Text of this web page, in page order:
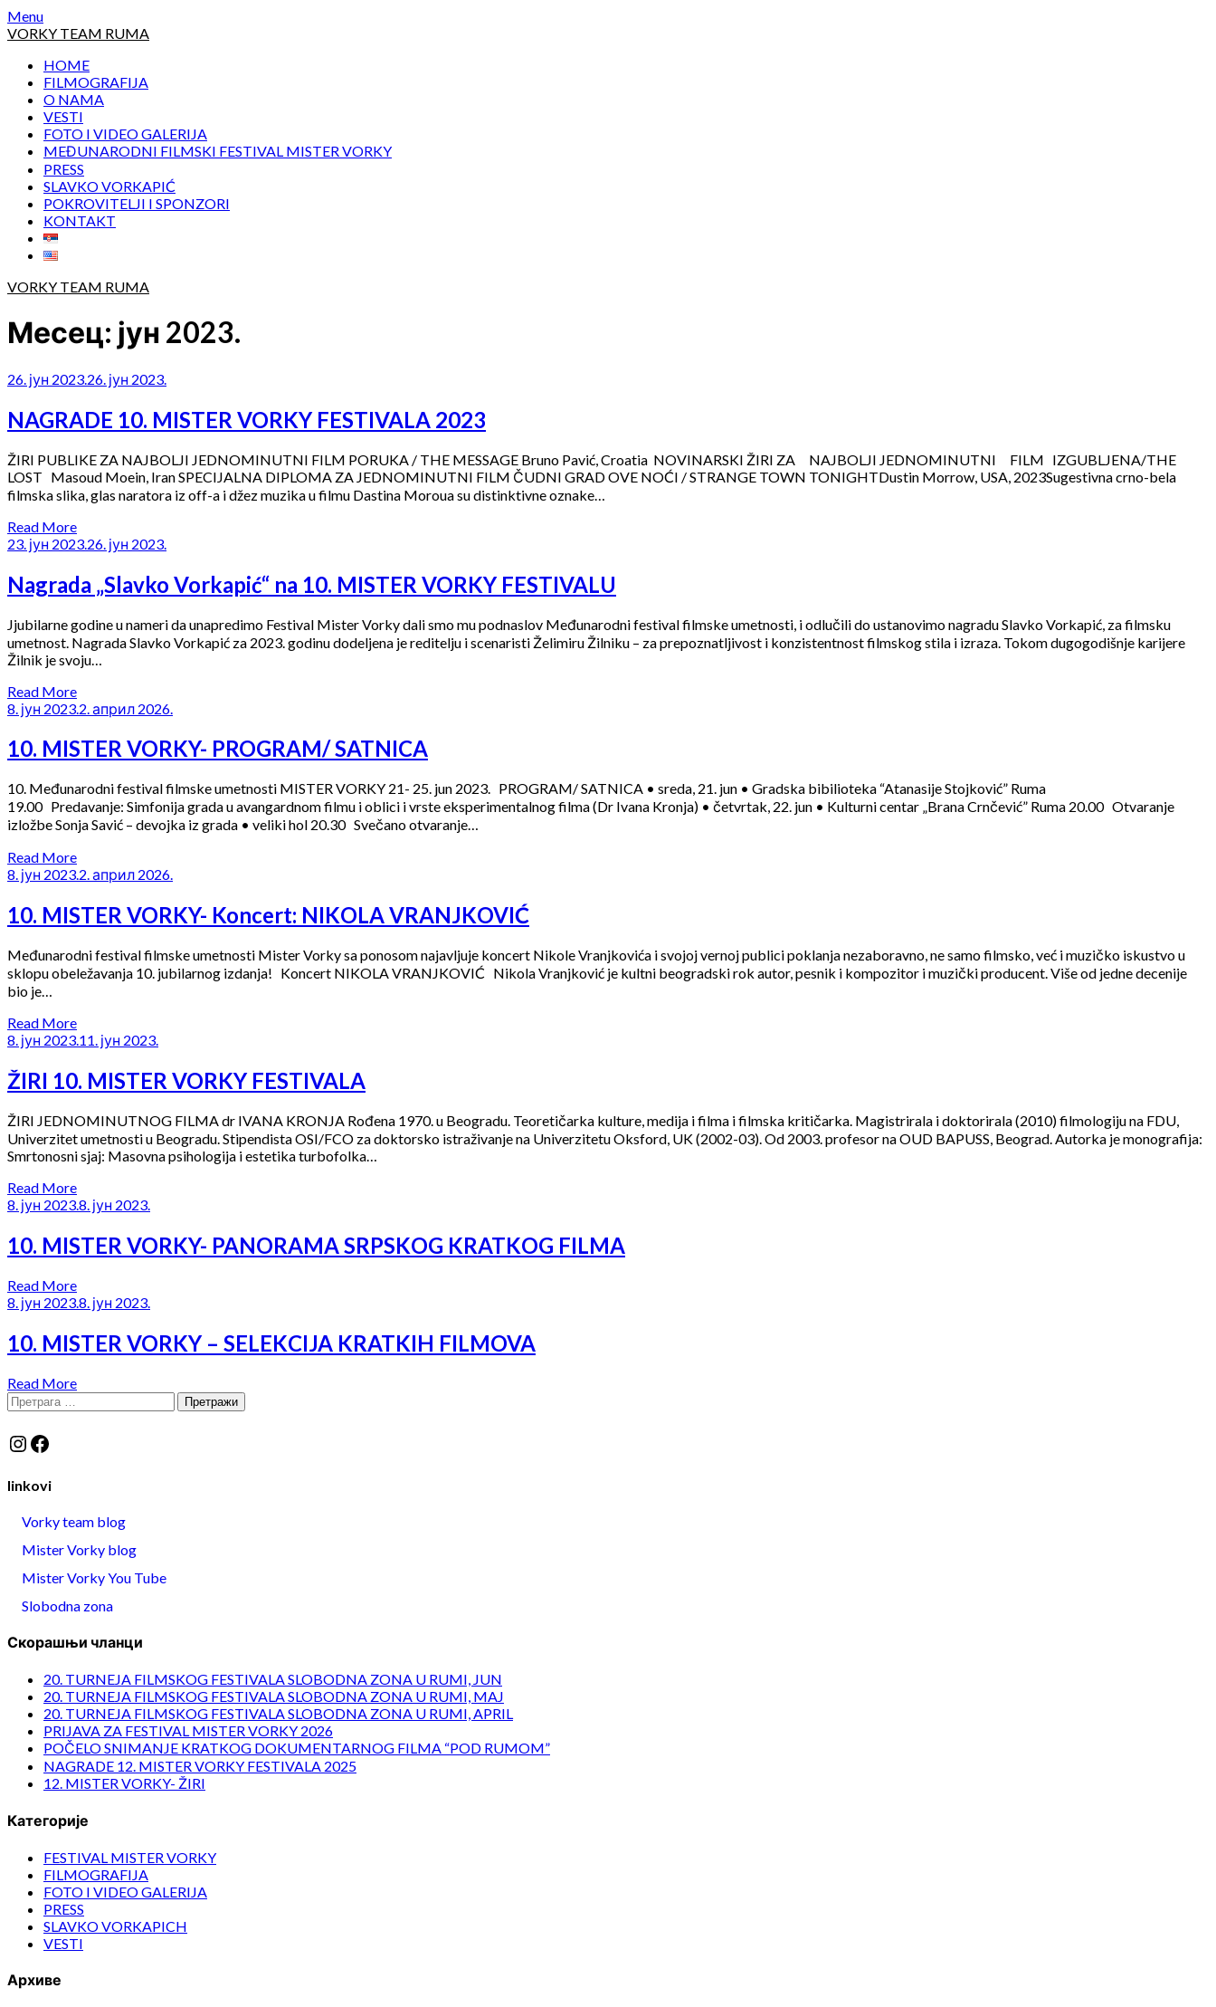
Skip
to
Menu
VORKY TEAM RUMA
HOME
FILMOGRAFIJA
O NAMA
VESTI
FOTO I VIDEO GALERIJA
MEĐUNARODNI FILMSKI FESTIVAL MISTER VORKY
PRESS
SLAVKO VORKAPIĆ
POKROVITELJI I SPONZORI
KONTAKT
VORKY TEAM RUMA
Месец: јун 2023.
26. јун 2023.26. јун 2023.
NAGRADE 10. MISTER VORKY FESTIVALA 2023
ŽIRI PUBLIKE ZA NAJBOLJI JEDNOMINUTNI FILM PORUKA / THE MESSAGE Bruno Pavić, Croatia NOVINARSKI ŽIRI ZA NAJBOLJI JEDNOMINUTNI FILM IZGUBLJENA/THE
LOST Masoud Moein, Iran SPECIJALNA DIPLOMA ZA JEDNOMINUTNI FILM ČUDNI GRAD OVE NOĆI / STRANGE TOWN TONIGHTDustin Morrow, USA, 2023Sugestivna crno-bela
filmska slika, glas naratora iz off-a i džez muzika u filmu Dastina Moroua su distinktivne oznake…
Read More
23. јун 2023. 26. јун 2023.
Nagrada „Slavko Vorkapić“ na 10. MISTER VORKY FESTIVALU
Jjubilarne godine u nameri da unapredimo Festival Mister Vorky dali smo mu podnaslov Međunarodni festival filmske umetnosti, i odlučili do ustanovimo nagradu Slavko Vorkapić, za filmsku
umetnost. Nagrada Slavko Vorkapić za 2023. godinu dodeljena je reditelju i scenaristi Želimiru Žilniku – za prepoznatljivost i konzistentnost filmskog stila i izraza. Tokom dugogodišnje karijere
Žilnik je svoju…
Read More
8. јун 2023. 2. април 2026.
10. MISTER VORKY- PROGRAM/ SATNICA
10. Međunarodni festival filmske umetnosti MISTER VORKY 21- 25. jun 2023. PROGRAM/ SATNICA • sreda, 21. jun • Gradska bibilioteka “Atanasije Stojković” Ruma
19.00 Predavanje: Simfonija grada u avangardnom filmu i oblici i vrste eksperimentalnog filma (Dr Ivana Kronja) • četvrtak, 22. jun • Kulturni centar „Brana Crnčević” Ruma 20.00 Otvaranje
izložbe Sonja Savić – devojka iz grada • veliki hol 20.30 Svečano otvaranje…
Read More
8. јун 2023.2. април 2026.
10. MISTER VORKY- Koncert: NIKOLA VRANJKOVIĆ
Međunarodni festival filmske umetnosti Mister Vorky sa ponosom najavljuje koncert Nikole Vranjkovića i svojoj vernoj publici poklanja nezaboravno, ne samo filmsko, već i muzičko iskustvo u
sklopu obeležavanja 10. jubilarnog izdanja! Koncert NIKOLA VRANJKOVIĆ Nikola Vranjković je kultni beogradski rok autor, pesnik i kompozitor i muzički producent. Više od jedne decenije
bio je…
Read More
8. јун 2023.11. јун 2023.
ŽIRI 10. MISTER VORKY FESTIVALA
ŽIRI JEDNOMINUTNOG FILMA dr IVANA KRONJA Rođena 1970. u Beogradu. Teoretičarka kulture, medija i filma i filmska kritičarka. Magistrirala i doktorirala (2010) filmologiju na FDU,
Univerzitet umetnosti u Beogradu. Stipendista OSI/FCO za doktorsko istraživanje na Univerzitetu Oksford, UK (2002-03). Od 2003. profesor na OUD BAPUSS, Beograd. Autorka je monografija:
Smrtonosni sjaj: Masovna psihologija i estetika turbofolka…
Read More
8. јун 2023.8. јун 2023.
10. MISTER VORKY- PANORAMA SRPSKOG KRATKOG FILMA
Read More
8. јун 2023.8. јун 2023.
10. MISTER VORKY – SELEKCIJA KRATKIH FILMOVA
Read More
Претрага
за:
Instagram
Facebook
linkovi
Vorky team blog
Mister Vorky blog
Mister Vorky You Tube
Slobodna zona
Скорашњи чланци
20. TURNEJA FILMSKOG FESTIVALA SLOBODNA ZONA U RUMI, JUN
20. TURNEJA FILMSKOG FESTIVALA SLOBODNA ZONA U RUMI, MAJ
20. TURNEJA FILMSKOG FESTIVALA SLOBODNA ZONA U RUMI, APRIL
PRIJAVA ZA FESTIVAL MISTER VORKY 2026
POČELO SNIMANJE KRATKOG DOKUMENTARNOG FILMA “POD RUMOM”
NAGRADE 12. MISTER VORKY FESTIVALA 2025
12. MISTER VORKY- ŽIRI
Категорије
FESTIVAL MISTER VORKY
FILMOGRAFIJA
FOTO I VIDEO GALERIJA
PRESS
SLAVKO VORKAPICH
VESTI
Архиве